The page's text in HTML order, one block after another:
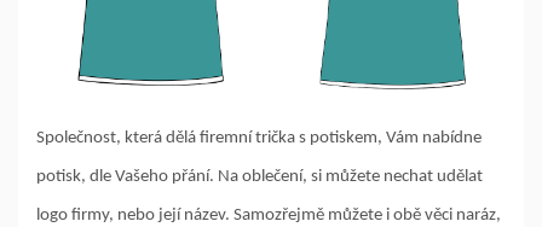
Společnost, která dělá firemní trička s potiskem, Vám nabídne
potisk, dle Vašeho přání. Na oblečení, si můžete nechat udělat
logo firmy, nebo její název. Samozřejmě můžete i obě věci naráz,